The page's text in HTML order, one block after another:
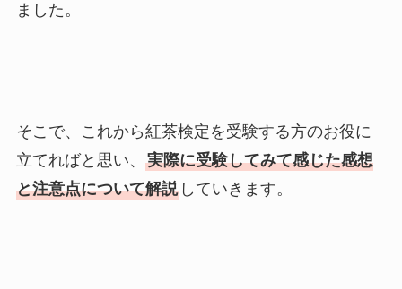
ました。
そこで、これから紅茶検定を受験する方のお役に
立てればと思い、 実際に受験してみて感じた感想
と注意点について解説していきます。